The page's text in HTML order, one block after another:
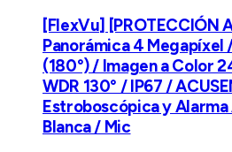
[FlexVu] [PROTECCIÓN
Panorámica 4 Megapíxel
(180°) / Imagen a Color
WDR 130° / IP67 /
Estroboscópica y
Blanca / Mic